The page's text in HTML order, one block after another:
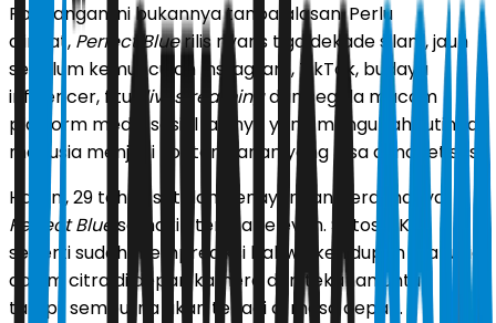
Pandangan ini bukannya tanpa alasan. Perlu
diingat, Perfect Bluerilis nyaris tiga dekade silam, jauh
sebelum kemunculan Instagram, TikTok, budaya
influencer, fitur
livestreaming dan segala macam
platform media sosial lainnya yang mengubah rutinitas
manusia menjadi konten harian yang bisa dimonetisasi.
Hari ini, 29 tahun setelah penayangan perdananya,
Perfect Blue semakin terasa relevan. Satoshi Kon
seperti sudah memprediksi bahwa kehidupan manusia
dalam citra di depan kamera dan tekanan untuk
tampil sempurna akan terjadi di masa depan.